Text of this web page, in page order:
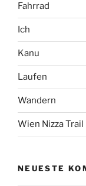
Fahrrad
Ich
Kanu
Laufen
Wandern
Wien Nizza Trail
NEUESTE